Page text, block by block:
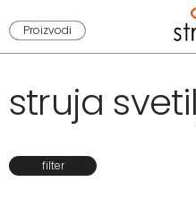
Proizvodi
struja
filter